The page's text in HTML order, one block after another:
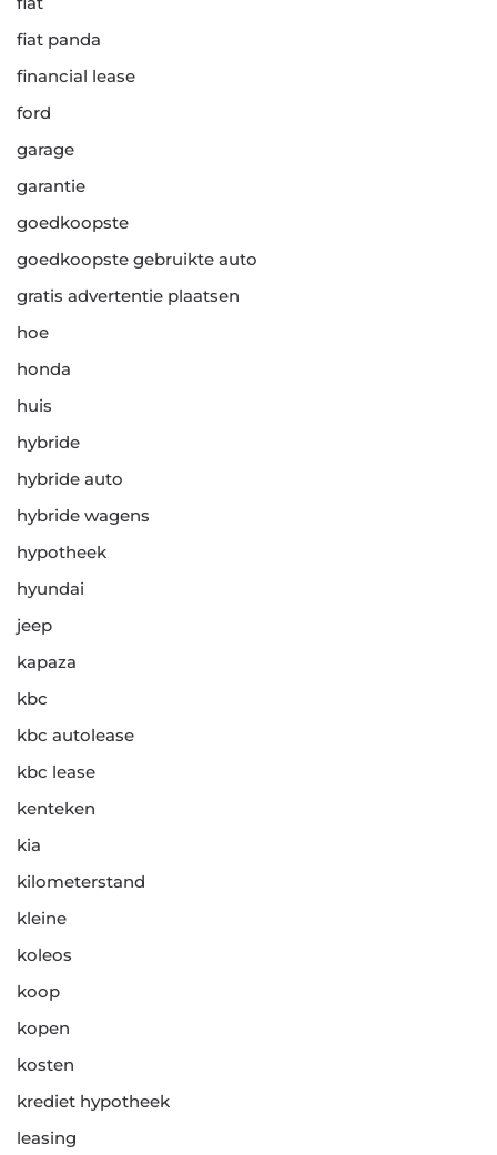
fiat panda
financial lease
ford
garage
garantie
goedkoopste
goedkoopste gebruikte auto
gratis advertentie plaatsen
hoe
honda
huis
hybride
hybride auto
hybride wagens
hypotheek
hyundai
jeep
kapaza
kbc
kbc autolease
kbc lease
kenteken
kia
kilometerstand
kleine
koleos
koop
kopen
kosten
krediet hypotheek
leasing